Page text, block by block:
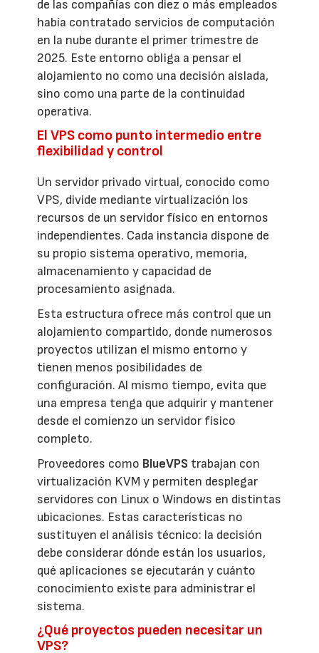
de las compañías con diez o más empleados
había contratado servicios de computación
en la nube durante el primer trimestre de
2025. Este entorno obliga a pensar el
alojamiento no como una decisión aislada,
sino como una parte de la continuidad
operativa.
El VPS como punto intermedio entre
flexibilidad y control
Un servidor privado virtual, conocido como
VPS, divide mediante virtualización los
recursos de un servidor físico en entornos
independientes. Cada instancia dispone de
su propio sistema operativo, memoria,
almacenamiento y capacidad de
procesamiento asignada.
Esta estructura ofrece más control que un
alojamiento compartido, donde numerosos
proyectos utilizan el mismo entorno y
tienen menos posibilidades de
configuración. Al mismo tiempo, evita que
una empresa tenga que adquirir y mantener
desde el comienzo un servidor físico
completo.
Proveedores como BlueVPS trabajan con
virtualización KVM y permiten desplegar
servidores con Linux o Windows en distintas
ubicaciones. Estas características no
sustituyen el análisis técnico: la decisión
debe considerar dónde están los usuarios,
qué aplicaciones se ejecutarán y cuánto
conocimiento existe para administrar el
sistema.
¿Qué proyectos pueden necesitar un
VPS?